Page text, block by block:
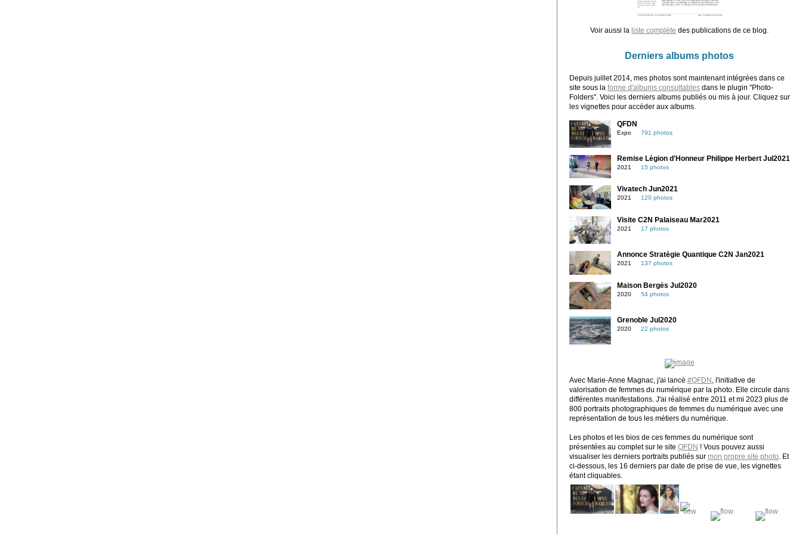
Voir aussi la liste complète des publications de ce blog.
Derniers albums photos
Depuis juillet 2014, mes photos sont maintenant intégrées dans ce
site sous la forme d'albums consultablesdans le plugin "Photo-
Folders". Voici les derniers albums publiés ou mis à jour. Cliquez sur
les vignettes pour accéder aux albums.
QFDN
Expo 791 photos
Remise Légion d'Honneur Philippe Herbert Jul2021
2021 15 photos
Vivatech Jun2021
2021 120 photos
Visite C2N Palaiseau Mar2021
2021 17 photos
Annonce Stratégie Quantique C2N Jan2021
2021 137 photos
Maison Bergès Jul2020
2020 54 photos
Grenoble Jul2020
2020 22 photos
Avec Marie-Anne Magnac, j'ai lancé #QFDN
, l'initiative de
valorisation de femmes du numérique par la photo. Elle circule dans
différentes manifestations. J'ai réalisé entre 2011 et mi 2023 plus de
800 portraits photographiques de femmes du numérique avec une
représentation de tous les métiers du numérique.
Les photos et les bios de ces femmes du numérique sont
présentées au complet sur le site QFDN ! Vous pouvez aussi
visualiser les derniers portraits publiés sur mon propre site photo . Et
ci-dessous, les 16 derniers par date de prise de vue, les vignettes
étant cliquables.